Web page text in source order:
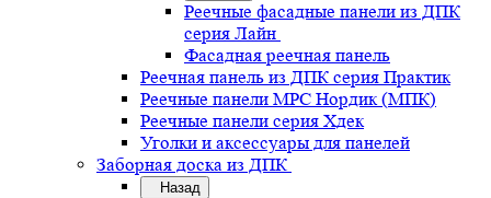
Реечные фасадные панели из ДПК
серия Лайн
Фасадная реечная панель
Реечная панель из ДПК серия Практик
Реечные панели MPC Нордик (МПК)
Реечные панели серия Хдек
Уголки и аксессуары для панелей
Заборная доска из ДПК
Назад